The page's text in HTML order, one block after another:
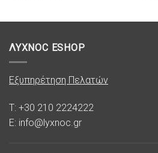
ΛΥΧΝΟC ESHOP
Εξυπηρέτηση Πελατών
T: +30 210 2224222
E: info@lyxnoc.gr